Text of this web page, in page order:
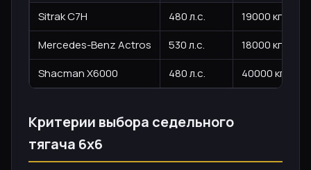
Sitrak C7H 480 л.с.
19000 кг
Mercedes-Benz Actros
530 л.с.
18000 кг
Shacman X6000
480 л.с. 40000 кг
Критерии выбора седельного
тягача 6х6